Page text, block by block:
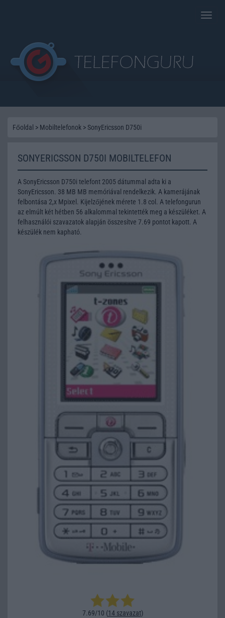
Toggle
Főoldal > Mobiltelefonok > SonyEricsson D750i
SONYERICSSON D750I MOBILTELEFON
A SonyEricsson D750i telefont 2005 dátummal adta ki a
SonyEricsson. 38 MB MB memóriával rendelkezik. A kamerájának
felbontása 2,x Mpixel. Kijelzőjének mérete 1.8 col. A telefongurun
az elmúlt két hétben 56 alkalommal tekintették meg a készüléket. A
felhasználói szavazatok alapján összesítve 7.69 pontot kapott. A
készülék nem kapható.
7.69/10 (14 szavazat)